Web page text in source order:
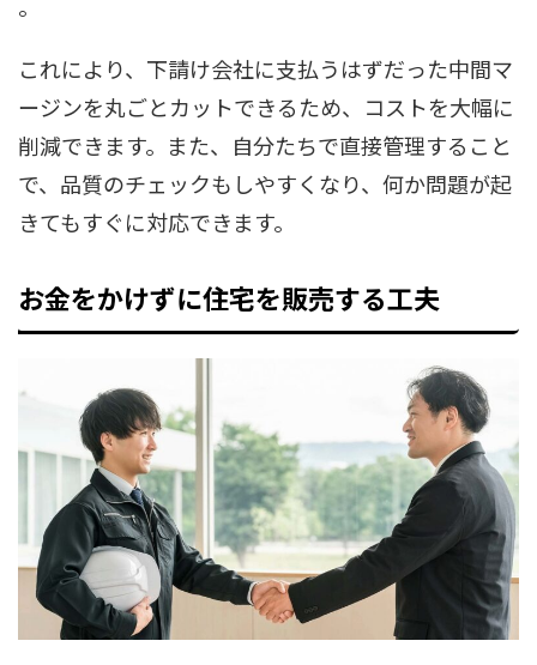
これにより、下請け会社に支払うはずだった中間マ
ージンを丸ごとカットできるため、コストを大幅に
削減できます。また、自分たちで直接管理すること
で、品質のチェックもしやすくなり、何か問題が起
きてもすぐに対応できます。
お金をかけずに住宅を販売する工夫